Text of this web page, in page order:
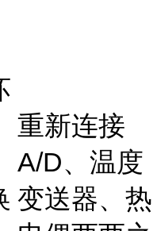
重新连接
A/D、温度
变送器、热